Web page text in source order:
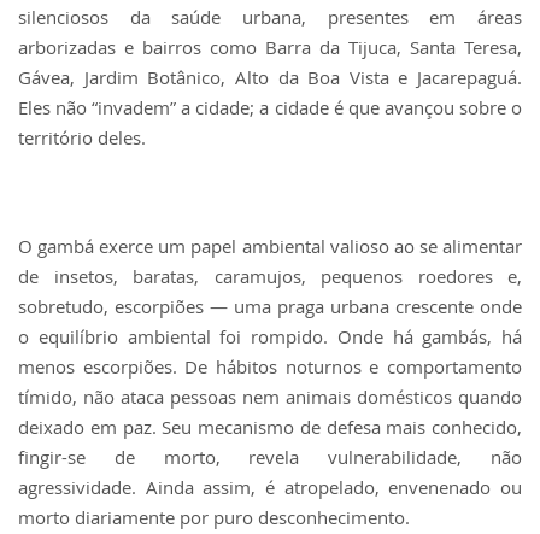
silenciosos da saúde urbana, presentes em áreas
arborizadas e bairros como Barra da Tijuca, Santa Teresa,
Gávea, Jardim Botânico, Alto da Boa Vista e Jacarepaguá.
Eles não “invadem” a cidade; a cidade é que avançou sobre o
território deles.
O gambá exerce um papel ambiental valioso ao se alimentar
de insetos, baratas, caramujos, pequenos roedores e,
sobretudo, escorpiões — uma praga urbana crescente onde
o equilíbrio ambiental foi rompido. Onde há gambás, há
menos escorpiões. De hábitos noturnos e comportamento
tímido, não ataca pessoas nem animais domésticos quando
deixado em paz. Seu mecanismo de defesa mais conhecido,
fingir-se de morto, revela vulnerabilidade, não
agressividade. Ainda assim, é atropelado, envenenado ou
morto diariamente por puro desconhecimento.